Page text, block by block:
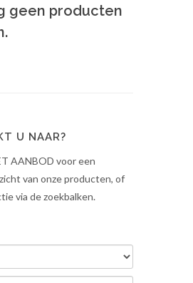
geen producten
U NAAR?
AANBOD voor een
van onze producten, of
via de zoekbalken.